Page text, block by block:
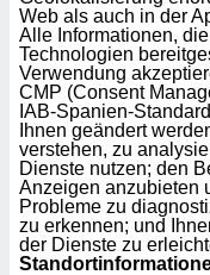
auf
zur
zur
Web als auch in der
Alle Informationen,
Technologien
Verwendung
CMP (Consent
IAB-Spanien-
Ihnen geändert
verstehen, zu
Dienste nutzen; den
Anzeigen anzubieten
Probleme zu
zu erkennen; und
der Dienste zu